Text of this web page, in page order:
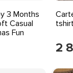
3 Months
Casual
Fun
2